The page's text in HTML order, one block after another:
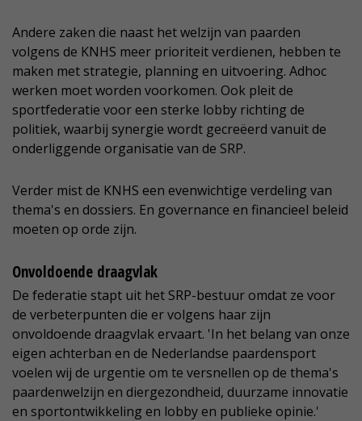
Andere zaken die naast het welzijn van paarden
volgens de KNHS meer prioriteit verdienen, hebben te
maken met strategie, planning en uitvoering. Adhoc
werken moet worden voorkomen. Ook pleit de
sportfederatie voor een sterke lobby richting de
politiek, waarbij synergie wordt gecreëerd vanuit de
onderliggende organisatie van de SRP.
Verder mist de KNHS een evenwichtige verdeling van
thema's en dossiers. En governance en financieel beleid
moeten op orde zijn.
Onvoldoende draagvlak
De federatie stapt uit het SRP-bestuur omdat ze voor
de verbeterpunten die er volgens haar zijn
onvoldoende draagvlak ervaart. 'In het belang van onze
eigen achterban en de Nederlandse paardensport
voelen wij de urgentie om te versnellen op de thema's
paardenwelzijn en diergezondheid, duurzame innovatie
en sportontwikkeling en lobby en publieke opinie.'